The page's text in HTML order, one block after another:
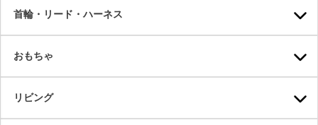
首輪・リード・ハーネス
おもちゃ
リビング